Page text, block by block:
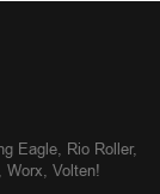
Eagle, Rio Roller,
Volten!